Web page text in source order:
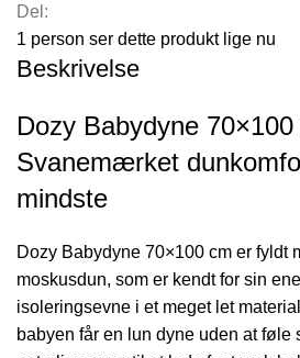
Del:
1 person ser dette produkt lige nu
Beskrivelse
Dozy Babydyne
Svanemærket
mindste
Dozy Babydyne 70×100 cm er fyldt
moskusdun, som er kendt for sin
isoleringsevne i et meget let
babyen får en lun dyne uden at føle